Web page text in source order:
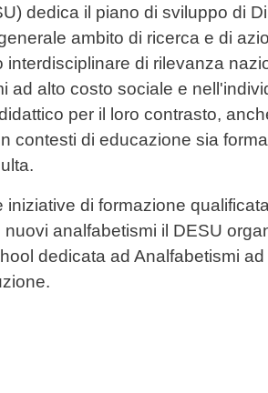
dedica il piano di sviluppo di
ambito di ricerca e di
interdisciplinare di rilevanza
ad alto costo sociale e
per il loro contrasto,
contesti di educazione sia
iniziative di formazione
analfabetismi il DESU
dedicata ad Analfabetismi